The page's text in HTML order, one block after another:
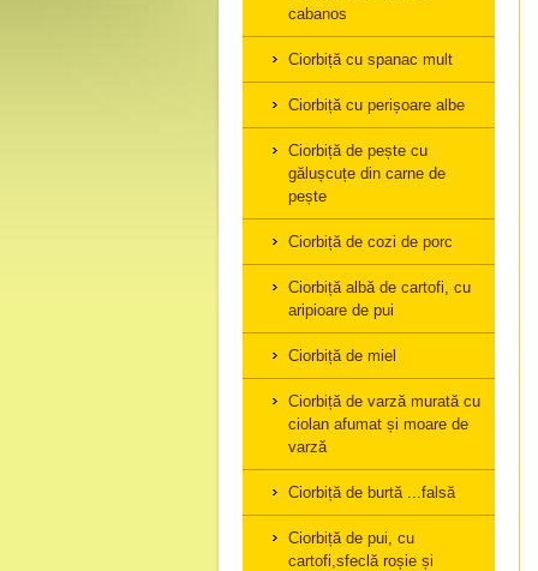
cabanos
Ciorbiță cu spanac mult
Ciorbiță cu perișoare albe
Ciorbiță de pește cu
gălușcuțe din carne de
pește
Ciorbiță de cozi de porc
Ciorbiță albă de cartofi, cu
aripioare de pui
Ciorbiță de miel
Ciorbiță de varză murată cu
ciolan afumat și moare de
varză
Ciorbiță de burtă ...falsă
Ciorbiță de pui, cu
cartofi,sfeclă roșie și